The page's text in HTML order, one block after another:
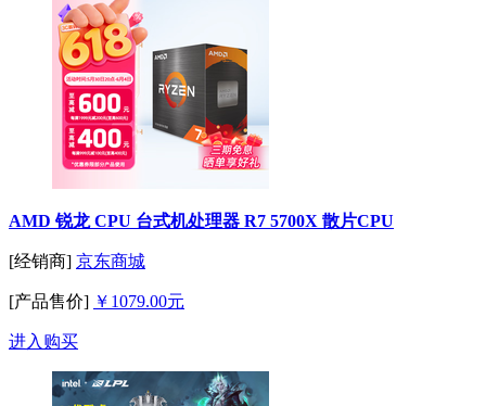
AMD 锐龙 CPU 台式机处理器 R7 5700X 散片CPU
[经销商] 京东商城
[产品售价] ￥1079.00元
进入购买